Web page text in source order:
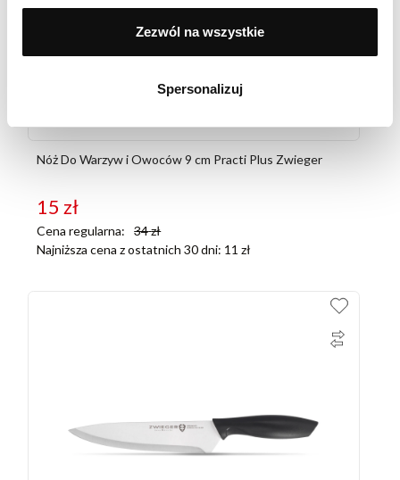
Zezwól na wszystkie
Spersonalizuj
Nóż Do Warzyw i Owoców 9 cm Practi Plus Zwieger
15 zł
Cena regularna: 34zł
Najniższa cena z ostatnich 30 dni: 11 zł